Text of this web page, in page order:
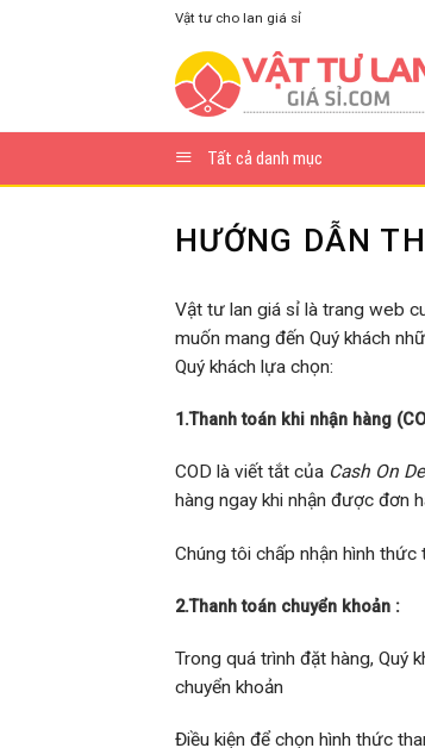
Vật tư cho lan giá sỉ
Tất cả danh mục
HƯỚNG DẪN
Vật tư lan giá sỉ là trang web
muốn mang đến Quý khách
Quý khách lựa chọn:
1.Thanh toán khi nhận hàng
COD là viết tắt của Cash On
hàng ngay khi nhận được đơn
Chúng tôi chấp nhận hình thức
2.Thanh toán chuyển khoản :
Trong quá trình đặt hàng, Quý
chuyển khoản
Điều kiện để chọn hình thức